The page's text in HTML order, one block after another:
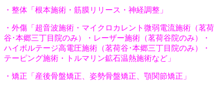
・整体「根本施術・筋膜リリース・神経調整」
・外傷「超音波施術・マイクロカレント微弱電流施術（茗荷
谷･本郷三丁目院のみ）・レーザー施術（茗荷谷院のみ）・
ハイボルテージ高電圧施術（茗荷谷･本郷三丁目院のみ）・
テーピング施術・トルマリン鉱石温熱施術など」
・矯正「産後骨盤矯正、姿勢骨盤矯正、顎関節矯正」